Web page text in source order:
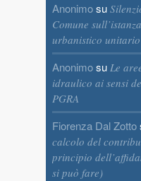
Anonimosu
Comune
urbanistico unitario
Anonimosu Le
idraulico ai sensi
PGRA
Fiorenza Dal Zotto
calcolo del
principio
si può fare)